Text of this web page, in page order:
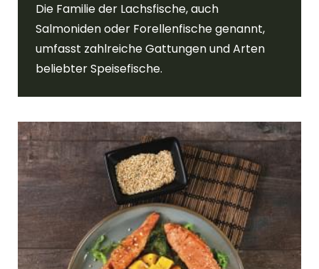
Die Familie der Lachsfische, auch
Salmoniden oder Forellenfische genannt,
umfasst zahlreiche Gattungen und Arten
beliebter Speisefische.